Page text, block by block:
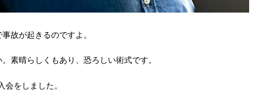
故が起きるのですよ。
素晴らしくもあり、恐ろしい術式です。
をしました。